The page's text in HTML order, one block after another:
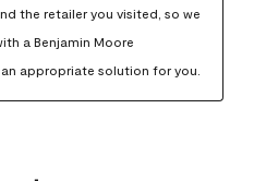
the retailer you visited, so we
a Benjamin Moore
appropriate solution for you.